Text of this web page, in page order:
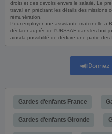
droits et des devoirs envers le salarié. Le
travail en précisant les détails des missions
rémunération.
Pour employer une assistante maternelle à
déclarer auprès de l'URSSAF dans les huit
ainsi la possibilité de déduire une partie des
Donnez
Gardes d'enfants France
Gardes d'enfants Gironde